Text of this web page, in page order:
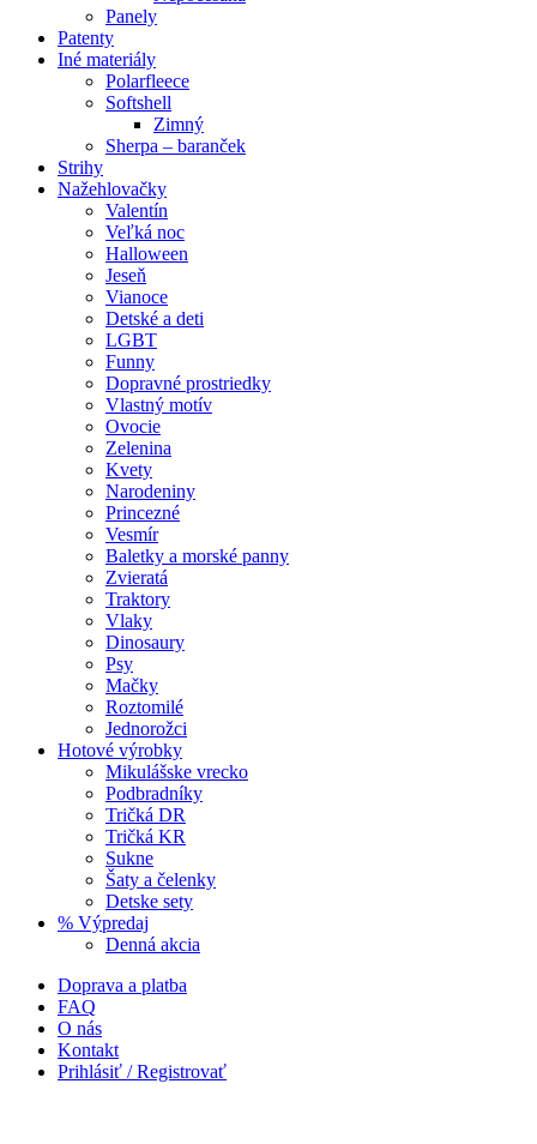
Panely
Patenty
Iné materiály
Polarfleece
Softshell
Zimný
Sherpa – baranček
Strihy
Nažehlovačky
Valentín
Veľká noc
Halloween
Jeseň
Vianoce
Detské a deti
LGBT
Funny
Dopravné prostriedky
Vlastný motív
Ovocie
Zelenina
Kvety
Narodeniny
Princezné
Vesmír
Baletky a morské panny
Zvieratá
Traktory
Vlaky
Dinosaury
Psy
Mačky
Roztomilé
Jednorožci
Hotové výrobky
Mikulášske vrecko
Podbradníky
Tričká DR
Tričká KR
Sukne
Šaty a čelenky
Detske sety
% Výpredaj
Denná akcia
Doprava a platba
FAQ
O nás
Kontakt
Prihlásiť / Registrovať